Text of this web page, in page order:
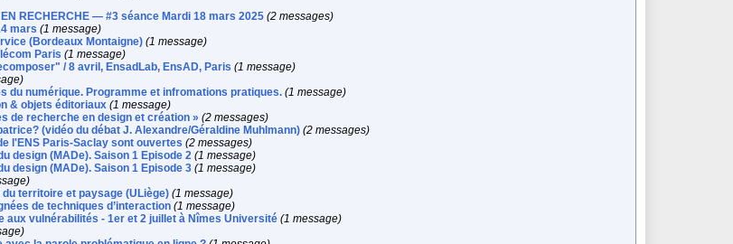
RECHERCHE — #3 séance Mardi 18 mars 2025 (2 messages)
mars (1 message)
(Bordeaux Montaigne) (1 message)
Paris (1 message)
/ 8 avril, EnsadLab, EnsAD, Paris (1 message)
du numérique. Programme et infromations pratiques. (1 message)
& objets éditoriaux (1 message)
de recherche en design et création » (2 messages)
(vidéo du débat J. Alexandre/Géraldine Muhlmann) (2 messages)
l'ENS Paris-Saclay sont ouvertes (2 messages)
design (MADe). Saison 1 Episode 2 (1 message)
design (MADe). Saison 1 Episode 3 (1 message)
territoire et paysage (ULiège) (1 message)
de techniques d’interaction (1 message)
aux vulnérabilités - 1er et 2 juillet à Nîmes Université (1 message)